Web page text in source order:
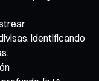
identificando